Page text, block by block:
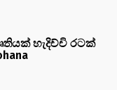
හැදිච්චි රටක්